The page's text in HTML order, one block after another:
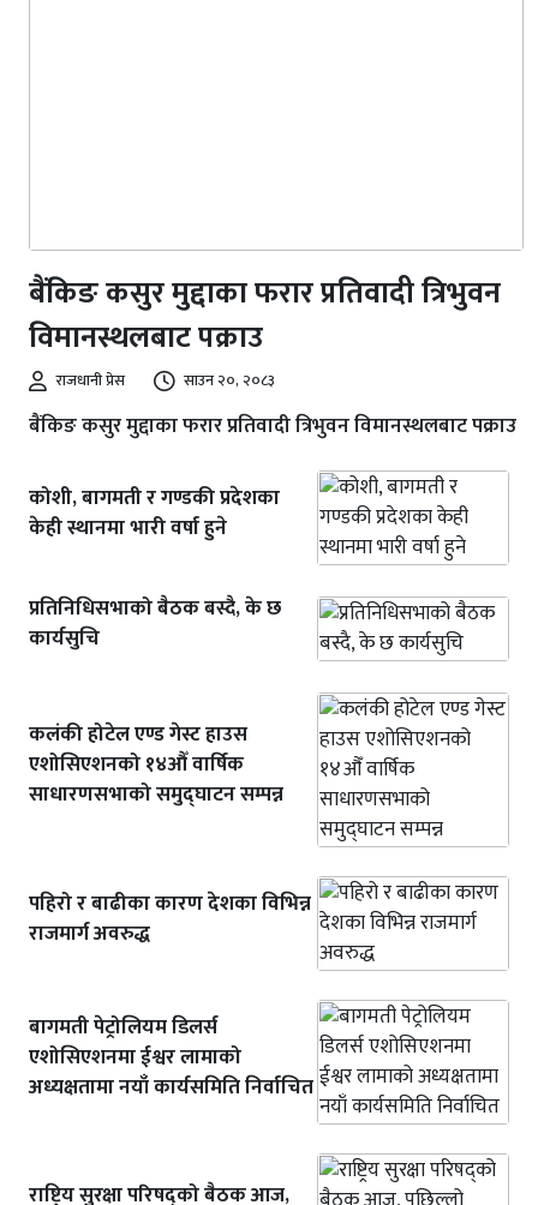
बैंकिङ कसुर मुद्दाका फरार प्रतिवादी त्रिभुवन
विमानस्थलबाट पक्राउ
राजधानी प्रेस साउन २०, २०८३
बैंकिङ कसुर मुद्दाका फरार प्रतिवादी त्रिभुवन विमानस्थलबाट पक्राउ
कोशी, बागमती र गण्डकी प्रदेशका
केही स्थानमा भारी वर्षा हुने
प्रतिनिधिसभाको बैठक बस्दै, के छ
कार्यसुचि
कलंकी होटेल एण्ड गेस्ट हाउस
एशोसिएशनको १४औँ वार्षिक
साधारणसभाको समुद्घाटन सम्पन्न
पहिरो र बाढीका कारण देशका विभिन्न
राजमार्ग अवरुद्ध
बागमती पेट्रोलियम डिलर्स
एशोसिएशनमा ईश्वर लामाको
अध्यक्षतामा नयाँ कार्यसमिति निर्वाचित
राष्ट्रिय सुरक्षा परिषद्को बैठक आज,